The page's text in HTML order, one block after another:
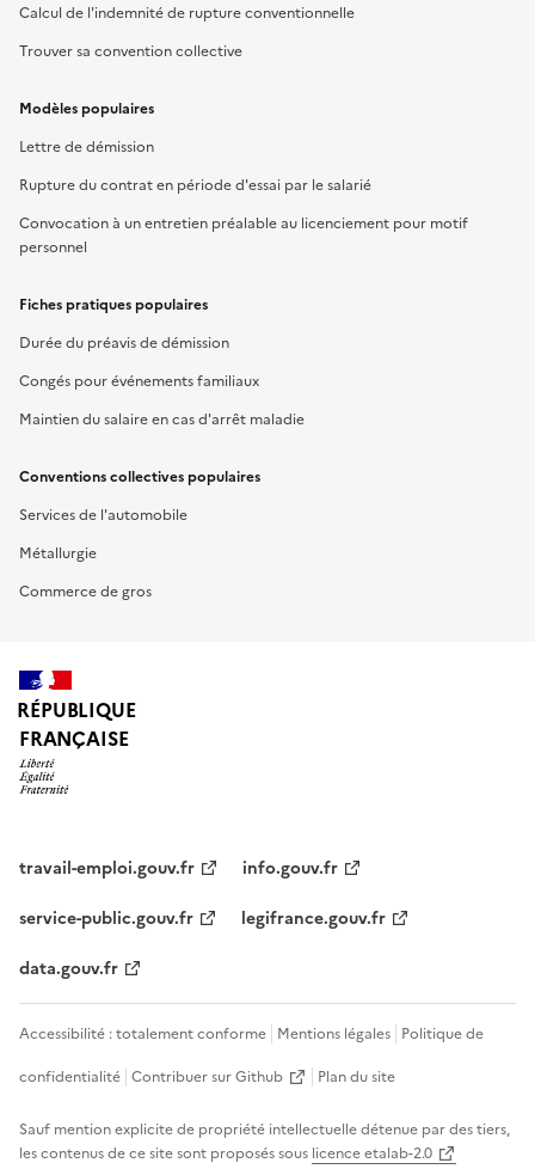
Calcul de l'indemnité de rupture conventionnelle
Trouver sa convention collective
Modèles populaires
Lettre de démission
Rupture du contrat en période d'essai par le salarié
Convocation à un entretien préalable au licenciement pour motif
personnel
Fiches pratiques populaires
Durée du préavis de démission
Congés pour événements familiaux
Maintien du salaire en cas d'arrêt maladie
Conventions collectives populaires
Services de l'automobile
Métallurgie
Commerce de gros
RÉPUBLIQUE
FRANÇAISE
travail-emploi.gouv.fr
info.gouv.fr
service-public.gouv.fr
legifrance.gouv.fr
data.gouv.fr
Accessibilité : totalement conforme Mentions légales Politique de
confidentialité Contribuer sur Github Plan du site
Sauf mention explicite de propriété intellectuelle détenue par des tiers,
les contenus de ce site sont proposés sous licence etalab-2.0